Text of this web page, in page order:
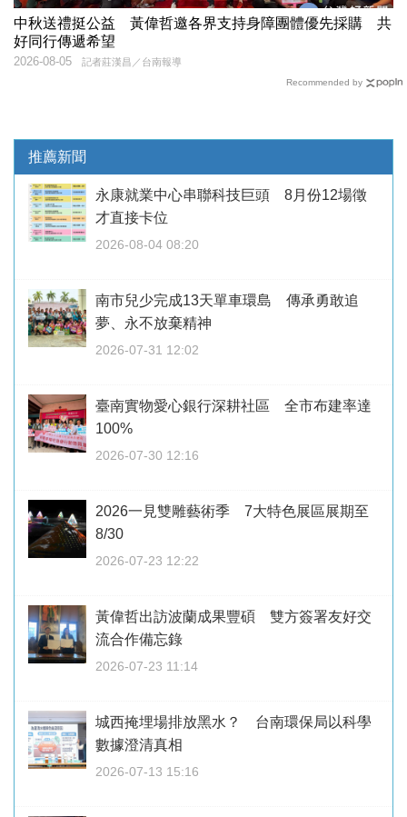
中秋送禮挺公益 黃偉哲邀各界支持身障團體優先採購 共
好同行傳遞希望
記者莊漢昌／台南報導
2026-08-05
Recommended by
推薦新聞
永康就業中心串聯科技巨頭 8月份12場徵
才直接卡位
2026-08-04 08:20
南市兒少完成13天單車環島 傳承勇敢追
夢、永不放棄精神
2026-07-31 12:02
臺南實物愛心銀行深耕社區 全市布建率達
100%
2026-07-30 12:16
2026一見雙雕藝術季 7大特色展區展期至
8/30
2026-07-23 12:22
黃偉哲出訪波蘭成果豐碩 雙方簽署友好交
流合作備忘錄
2026-07-23 11:14
城西掩埋場排放黑水？ 台南環保局以科學
數據澄清真相
2026-07-13 15:16